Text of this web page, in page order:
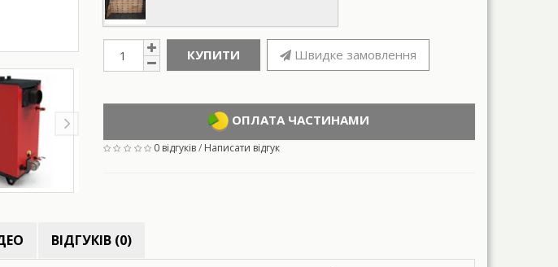
КУПИТИ Швидке замовлення
ОПЛАТА ЧАСТИНАМИ
0 відгуків/ Написати відгук
ВІДГУКІВ (0)